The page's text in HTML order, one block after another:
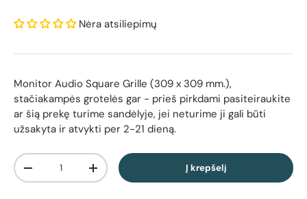
Nėra atsiliepimų
Monitor Audio Square Grille (309 x 309 mm.),
stačiakampės grotelės gar - prieš pirkdami pasiteiraukite
ar šią prekę turime sandėlyje, jei neturime ji gali būti
užsakyta ir atvykti per 2-21 dieną.
Kiekis
Sumažinti kiekįPadidinti kiekį Į krepšelį